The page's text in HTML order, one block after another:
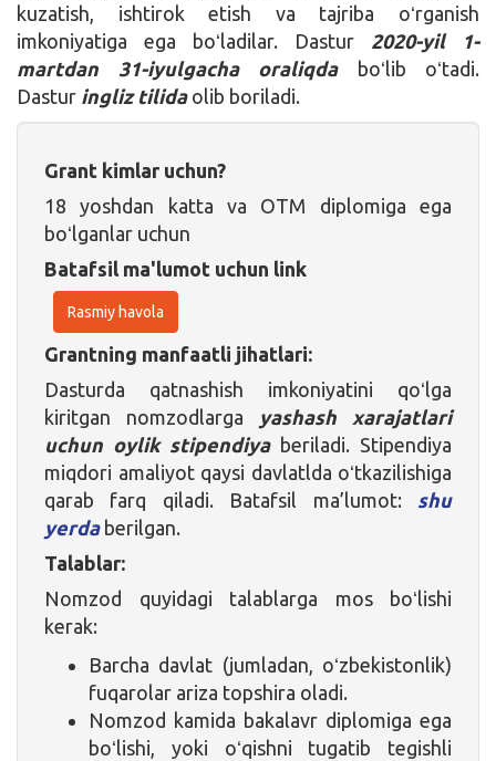
kuzatish, ishtirok etish va tajriba oʻrganish
imkoniyatiga ega boʻladilar. Dastur 2020-yil 1-
martdan 31-iyulgacha oraliqdaboʻlib oʻtadi.
Dastur ingliz tilidaolib boriladi.
Grant kimlar uchun?
18 yoshdan katta va OTM diplomiga ega
boʻlganlar uchun
Batafsil ma'lumot uchun link
Rasmiy havola
Grantning manfaatli jihatlari:
Dasturda qatnashish imkoniyatini qoʻlga
kiritgan nomzodlarga yashash xarajatlari
uchun oylik stipendiyaberiladi. Stipendiya
miqdori amaliyot qaysi davlatlda oʻtkazilishiga
qarab farq qiladi. Batafsil ma’lumot: shu
yerdaberilgan.
Talablar:
Nomzod quyidagi talablarga mos boʻlishi
kerak:
Barcha davlat (jumladan, oʻzbekistonlik)
fuqarolar ariza topshira oladi.
Nomzod kamida bakalavr diplomiga ega
boʻlishi, yoki oʻqishni tugatib tegishli